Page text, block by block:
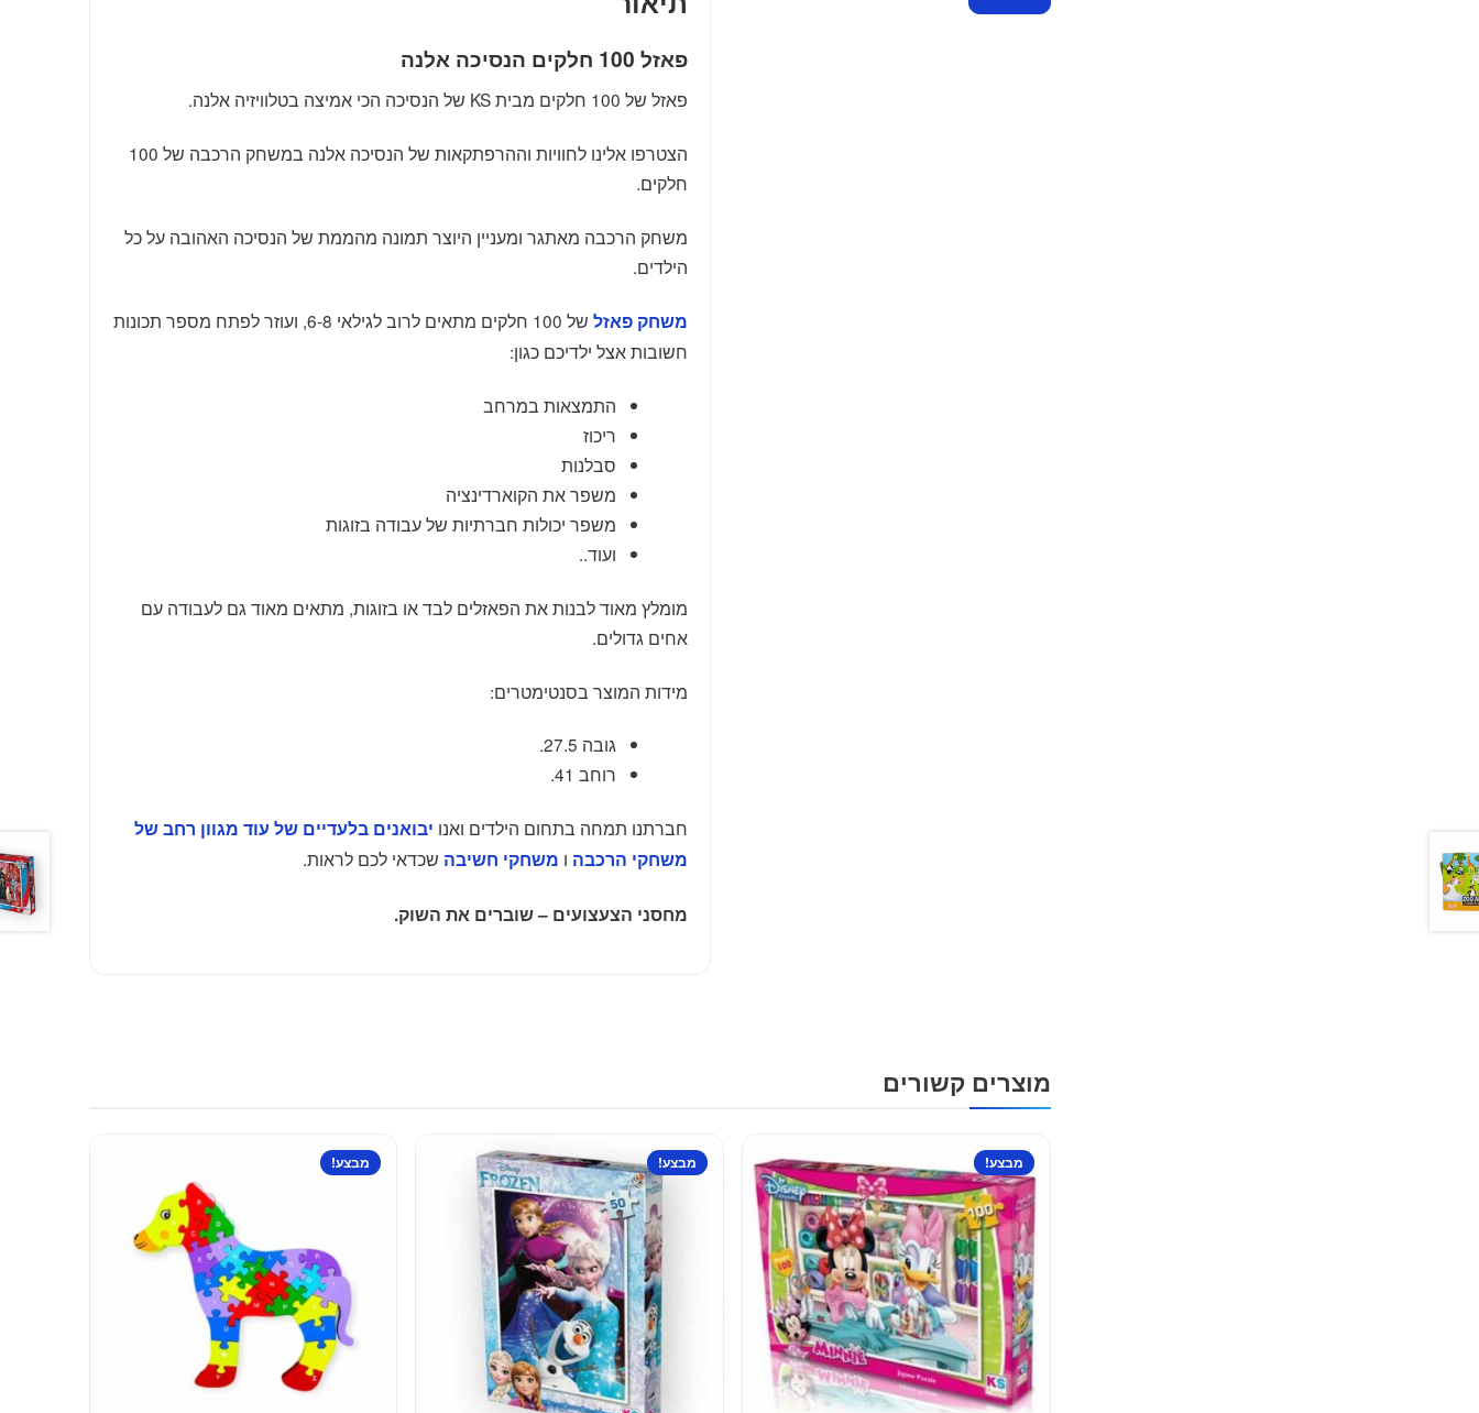
פאזל 100 חלקים הנסיכה אלנה
פאזל של 100 חלקים מבית KS של הנסיכה הכי אמיצה בטלוויזיה אלנה.
הצטרפו אלינו לחוויות וההרפתקאות של הנסיכה אלנה במשחק הרכבה של 100
חלקים.
משחק הרכבה מאתגר ומעניין היוצר תמונה מהממת של הנסיכה האהובה על כל
הילדים.
משחק פאזל
של 100 חלקים מתאים לרוב לגילאי 6-8, ועוזר לפתח מספר תכונות
חשובות אצל ילדיכם כגון:
התמצאות במרחב
ריכוז
סבלנות
משפר את הקוארדינציה
משפר יכולות חברתיות של עבודה בזוגות
ועוד..
מומלץ מאוד לבנות את הפאזלים לבד או בזוגות, מתאים מאוד גם לעבודה עם
אחים גדולים.
מידות המוצר בסנטימטרים:
גובה 27.5.
רוחב 41.
חברתנו תמחה בתחום הילדים ואנו יבואנים בלעדיים של עוד מגוון רחב של
משחקי הרכבה ו משחקי חשיבה שכדאי לכם לראות.
מחסני הצעצועים – שוברים את השוק.
מוצרים קשורים
מבצע! מבצע! מבצע!